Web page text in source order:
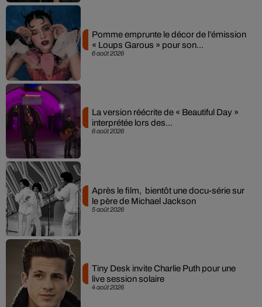
6 août 2026
Pomme emprunte le décor de l’émission
« Loups Garous » pour son...
6 août 2026
La version réécrite de « Beautiful Day »
interprétée lors des...
5 août 2026
Après le film, bientôt une docu-série sur
le père de Michael Jackson
4 août 2026
Tiny Desk invite Charlie Puth pour une
live session solaire